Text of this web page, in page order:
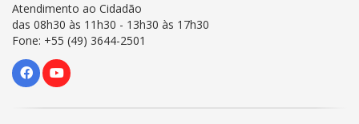
Atendimento ao Cidadão
das 08h30 às 11h30 - 13h30 às 17h30
Fone: +55 (49) 3644-2501